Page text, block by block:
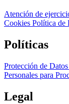
Atención de
Cookies Política de
Políticas
Protección de
Personales para
Legal